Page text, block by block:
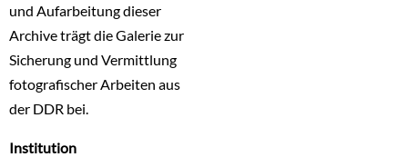
und Aufarbeitung dieser
Archive trägt die Galerie zur
Sicherung und Vermittlung
fotografischer Arbeiten aus
der DDR bei.
Institution